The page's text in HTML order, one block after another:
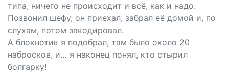
типа, ничего не происходит и всё, как и надо.
Позвонил шефу, он приехал, забрал её домой и, по
слухам, потом закодировал.
А блокнотик я подобрал, там было около 20
набросков, и… я наконец понял, кто стырил
болгарку!